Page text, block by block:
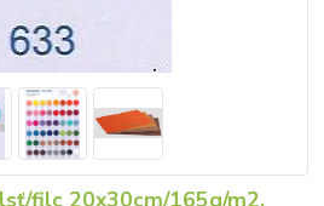
filc 20x30cm/165g/m2,